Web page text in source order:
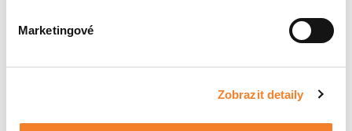
Marketingové
Zobrazit detaily